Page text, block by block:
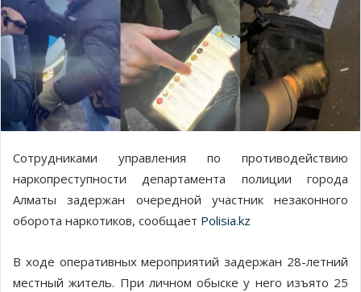
Сотрудниками управления по противодействию
наркопреступности департамента полиции города
Алматы задержан очередной участник незаконного
оборота наркотиков, сообщает Polisia.kz
В ходе оперативных мероприятий задержан 28-летний
местный житель. При личном обыске у него изъято 25